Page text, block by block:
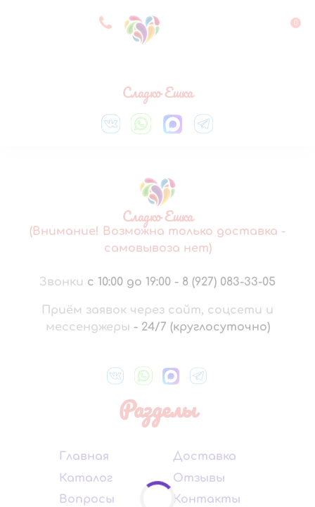
8 927 083 33 05 0
Сладко Ешка
Сладко Ешка
(Внимание! Возможна только доставка -
самовывоза нет)
Звонки с 10:00 до 19:00 - 8 (927) 083-33-05
Приём заявок через сайт, соцсети и
мессенджеры - 24/7 (круглосуточно)
Разделы
Главная
Каталог
Вопросы
Доставка
Отзывы
Контакты